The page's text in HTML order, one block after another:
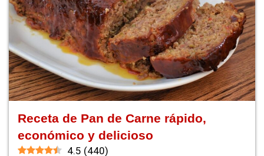
Receta de Pan de Carne rápido,
económico y delicioso
4.5 (440)